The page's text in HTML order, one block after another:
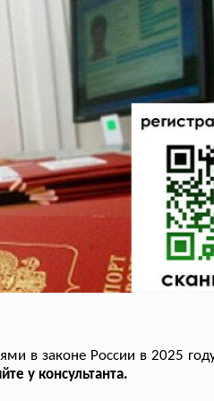
в законе России в 2025
у консультанта.